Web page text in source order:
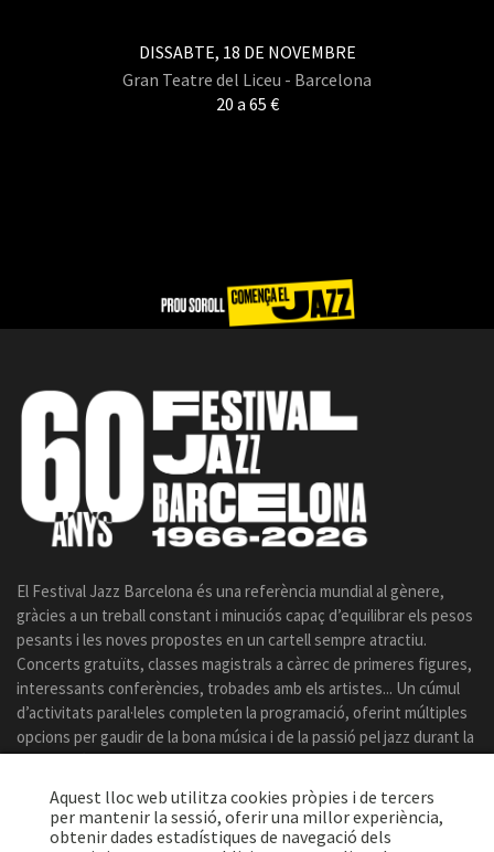
DISSABTE, 18 DE NOVEMBRE
Gran Teatre del Liceu - Barcelona
20 a 65 €
El Festival Jazz Barcelona és una referència mundial al gènere,
gràcies a un treball constant i minuciós capaç d’equilibrar els pesos
pesants i les noves propostes en un cartell sempre atractiu.
Concerts gratuïts, classes magistrals a càrrec de primeres figures,
interessants conferències, trobades amb els artistes... Un cúmul
d’activitats paral·leles completen la programació, oferint múltiples
opcions per gaudir de la bona música i de la passió pel jazz durant la
celebració del certamen.
Aquest lloc web utilitza cookies pròpies i de tercers
per mantenir la sessió, oferir una millor experiència,
obtenir dades estadístiques de navegació dels